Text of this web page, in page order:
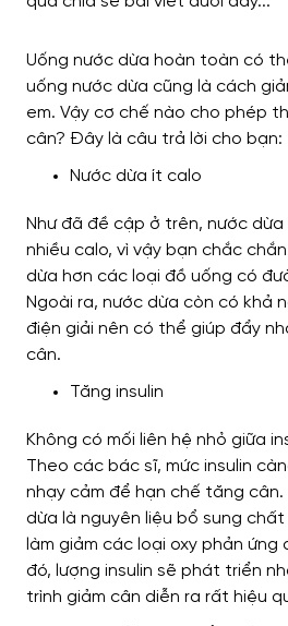
Uống nước dừa hoàn toàn có
uống nước dừa cũng là cách
em. Vậy cơ chế nào cho phép
cân? Đây là câu trả lời cho bạn:
Nước dừa ít calo
Như đã đề cập ở trên, nước
nhiều calo, vì vậy bạn chắc
dừa hơn các loại đồ uống có
Ngoài ra, nước dừa còn có khả
điện giải nên có thể giúp đẩy
cân.
Tăng insulin
Không có mối liên hệ nhỏ giữa
Theo các bác sĩ, mức insulin
nhạy cảm để hạn chế tăng cân.
dừa là nguyên liệu bổ sung
làm giảm các loại oxy phản
đó, lượng insulin sẽ phát triển
trình giảm cân diễn ra rất hiệu